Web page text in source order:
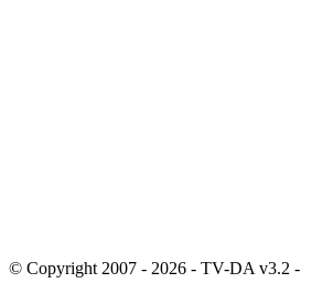
© Copyright 2007 - 2026 - TV-DA v3.2 -